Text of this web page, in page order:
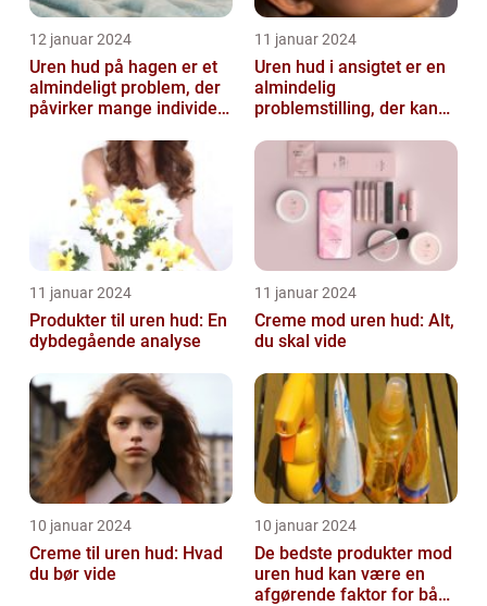
12 januar 2024
Uren hud på hagen er et
almindeligt problem, der
påvirker mange individer,
interesse...
11 januar 2024
Uren hud i ansigtet er en
almindelig
problemstilling, der kan
og voksne
11 januar 2024
Produkter til uren hud: En
dybdegående analyse
11 januar 2024
Creme mod uren hud: Alt,
du skal vide
10 januar 2024
Creme til uren hud: Hvad
du bør vide
10 januar 2024
De bedste produkter mod
uren hud kan være en
afgørende faktor for både